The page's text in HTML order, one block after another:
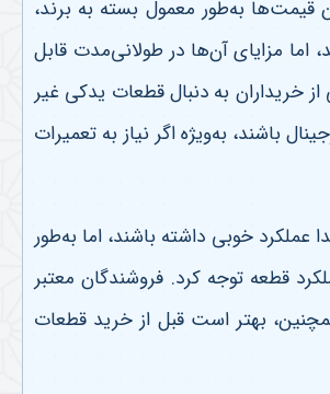
قیمت‌ها به‌طور معمول بسته به برند،
اما مزایای آن‌ها در طولانی‌مدت قابل
خریداران به دنبال قطعات یدکی غیر
باشند، به‌ویژه اگر نیاز به تعمیرات
عملکرد خوبی داشته باشند، اما به‌طور
قطعه توجه کرد. فروشندگان معتبر
بهتر است قبل از خرید قطعات